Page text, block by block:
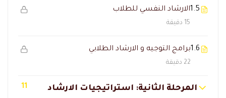
1.5الارشاد النفسي للطلاب
15 دقيقة
1.6برامج التوجيه و الارشاد الطلابي
22 دقيقة
المرحلة الثانية: استراتيجيات الارشاد
11